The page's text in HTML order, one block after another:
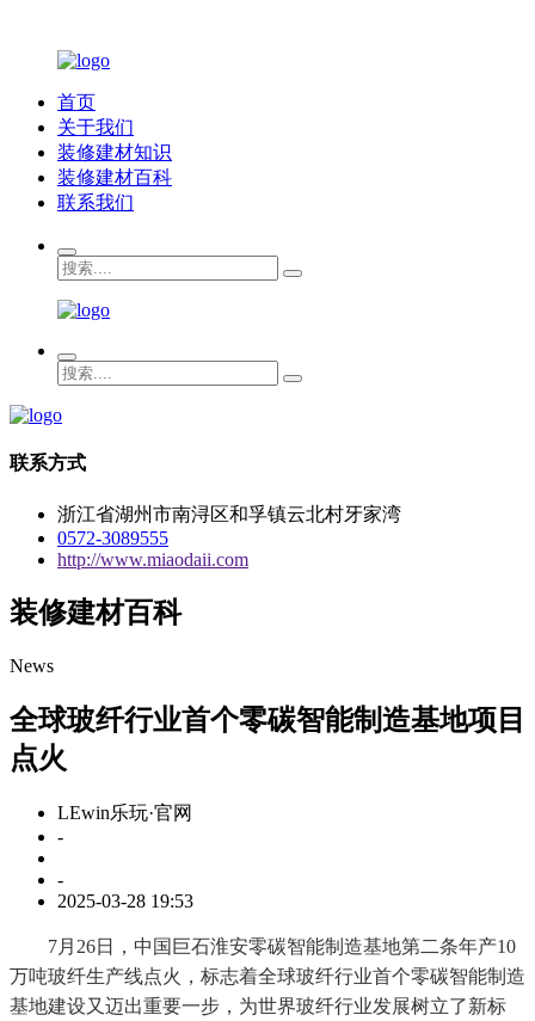
首页
关于我们
装修建材知识
装修建材百科
联系我们
联系方式
浙江省湖州市南浔区和孚镇云北村牙家湾
0572-3089555
http://www.miaodaii.com
装修建材百科
News
全球玻纤行业首个零碳智能制造基地项目
点火
LEwin乐玩·官网
-
-
2025-03-28 19:53
7月26日，中国巨石淮安零碳智能制造基地第二条年产10
万吨玻纤生产线点火，标志着全球玻纤行业首个零碳智能制造
基地建设又迈出重要一步，为世界玻纤行业发展树立了新标